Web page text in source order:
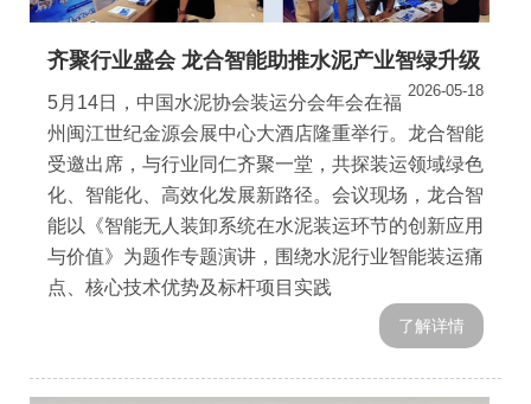
齐聚行业盛会 龙合智能助推水泥产业智绿升级
2026-05-18
5月14日，中国水泥协会装运分会年会在福
州闽江世纪金源会展中心大酒店隆重举行。龙合智能
受邀出席，与行业同仁齐聚一堂，共探装运领域绿色
化、智能化、高效化发展新路径。会议现场，龙合智
能以《智能无人装卸系统在水泥装运环节的创新应用
与价值》为题作专题演讲，围绕水泥行业智能装运痛
点、核心技术优势及标杆项目实践
了解详情